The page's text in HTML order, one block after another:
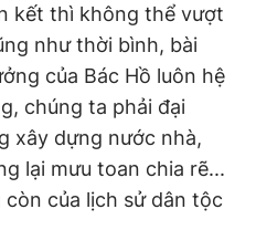
kết thì không thể vượt
như thời bình, bài
của Bác Hồ luôn hệ
chúng ta phải đại
xây dựng nước nhà,
lại mưu toan chia rẽ...
của lịch sử dân tộc